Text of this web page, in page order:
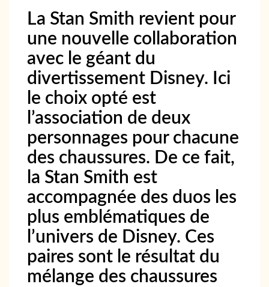
La Stan Smith revient pour
une nouvelle collaboration
avec le géant du
divertissement Disney. Ici
le choix opté est
l’association de deux
personnages pour chacune
des chaussures. De ce fait,
la Stan Smith est
accompagnée des duos les
plus emblématiques de
l’univers de Disney. Ces
paires sont le résultat du
mélange des chaussures